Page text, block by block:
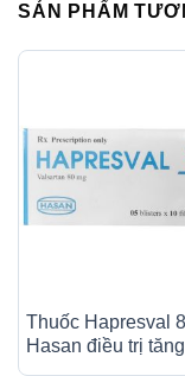
SẢN PHẨM
Thuốc Hapresval
Hasan điều trị